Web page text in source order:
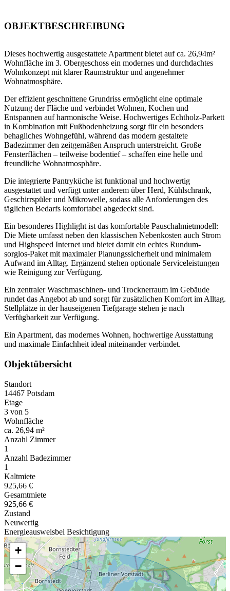
OBJEKTBESCHREIBUNG
Dieses hochwertig ausgestattete Apartment bietet auf ca. 26,94m²
Wohnfläche im 3. Obergeschoss ein modernes und durchdachtes
Wohnkonzept mit klarer Raumstruktur und angenehmer
Wohnatmosphäre.
Der effizient geschnittene Grundriss ermöglicht eine optimale
Nutzung der Fläche und verbindet Wohnen, Kochen und
Entspannen auf harmonische Weise. Hochwertiges Echtholz-Parkett
in Kombination mit Fußbodenheizung sorgt für ein besonders
behagliches Wohngefühl, während das modern gestaltete
Badezimmer den zeitgemäßen Anspruch unterstreicht. Große
Fensterflächen – teilweise bodentief – schaffen eine helle und
freundliche Wohnatmosphäre.
Die integrierte Pantryküche ist funktional und hochwertig
ausgestattet und verfügt unter anderem über Herd, Kühlschrank,
Geschirrspüler und Mikrowelle, sodass alle Anforderungen des
täglichen Bedarfs komfortabel abgedeckt sind.
Ein besonderes Highlight ist das komfortable Pauschalmietmodell:
Die Miete umfasst neben den klassischen Nebenkosten auch Strom
und Highspeed Internet und bietet damit ein echtes Rundum-
sorglos-Paket mit maximaler Planungssicherheit und minimalem
Aufwand im Alltag. Ergänzend stehen optionale Serviceleistungen
wie Reinigung zur Verfügung.
Ein zentraler Waschmaschinen- und Trocknerraum im Gebäude
rundet das Angebot ab und sorgt für zusätzlichen Komfort im Alltag.
Stellplätze in der hauseigenen Tiefgarage stehen je nach
Verfügbarkeit zur Verfügung.
Ein Apartment, das modernes Wohnen, hochwertige Ausstattung
und maximale Einfachheit ideal miteinander verbindet.
Objektübersicht
Standort
14467 Potsdam
Etage
3 von 5
Wohnfläche
ca. 26,94 m²
Anzahl Zimmer
1
Anzahl Badezimmer
1
Kaltmiete
925,66 €
Gesamtmiete
925,66 €
Zustand
Neuwertig
Energieausweisbei Besichtigung
+
−